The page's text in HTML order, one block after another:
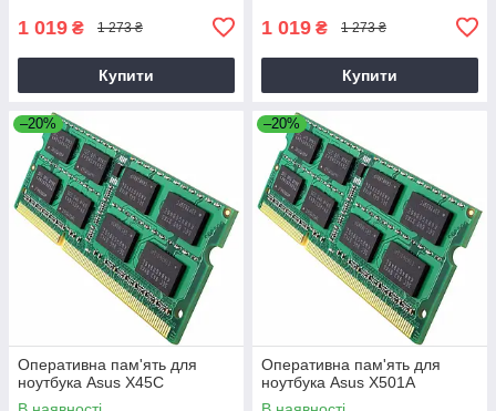
1 019 ₴ 1 273 ₴
Купити
1 019 ₴ 1 273 ₴
Купити
–20%
Оперативна пам'ять для
ноутбука Asus X45C
–20%
Оперативна пам'ять для
ноутбука Asus X501A